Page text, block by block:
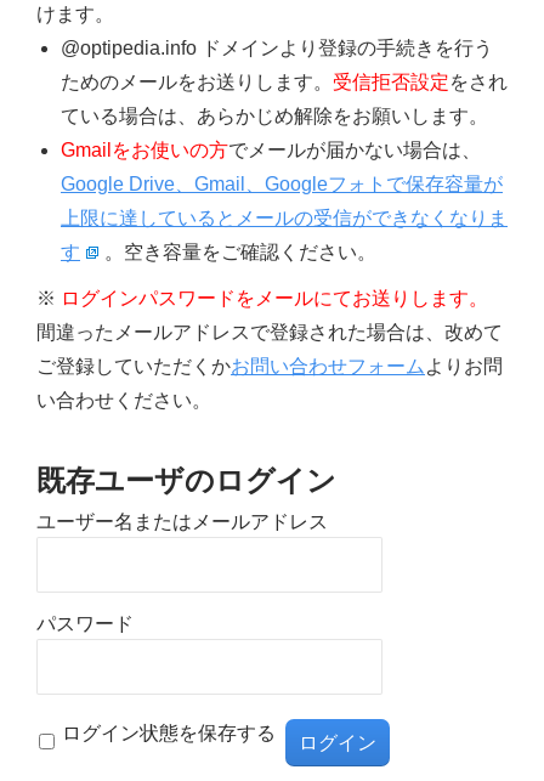
けます。
@optipedia.info ドメインより登録の手続きを行う
ためのメールをお送りします。 受信拒否設定をされ
ている場合は、あらかじめ解除をお願いします。
Gmailをお使いの方でメールが届かない場合は、
Google Drive、Gmail、Googleフォトで保存容量が
上限に達しているとメールの受信ができなくなりま
す
。空き容量をご確認ください。
※ ログインパスワードをメールにてお送りします。
間違ったメールアドレスで登録された場合は、改めて
ご登録していただくかお問い合わせフォーム よりお問
い合わせください。
既存ユーザのログイン
ユーザー名またはメールアドレス
パスワード
ログイン状態を保存する